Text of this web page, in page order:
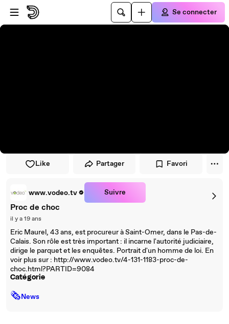
Passer au player
Passer au contenu principal
Se connecter
Like Partager Favori
www.vodeo.tv Suivre
Proc de choc
il y a 19 ans
Eric Maurel, 43 ans, est procureur à Saint-Omer, dans le Pas-de-
Calais. Son rôle est très important : il incarne l'autorité judiciaire,
dirige le parquet et les enquêtes. Portrait d'un homme de loi. En
voir plus sur : http://www.vodeo.tv/4-131-1183-proc-de-
choc.html?PARTID=9084
Catégorie
🗞News